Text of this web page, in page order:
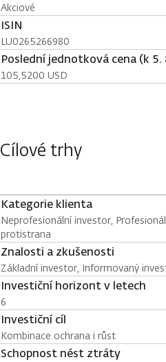
Akciové
ISIN
LU0265266980
Poslední jednotková cena (k 5.
105,5200 USD
Cílové trhy
Kategorie klienta
Neprofesionální investor,
protistrana
Znalosti a zkušenosti
Základní investor, Informovaný
Investiční horizont v letech
6
Investiční cíl
Kombinace ochrana i růst
Schopnost nést ztráty